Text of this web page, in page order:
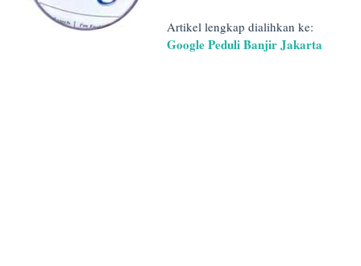
Artikel lengkap dialihkan ke:
Google Peduli Banjir Jakarta